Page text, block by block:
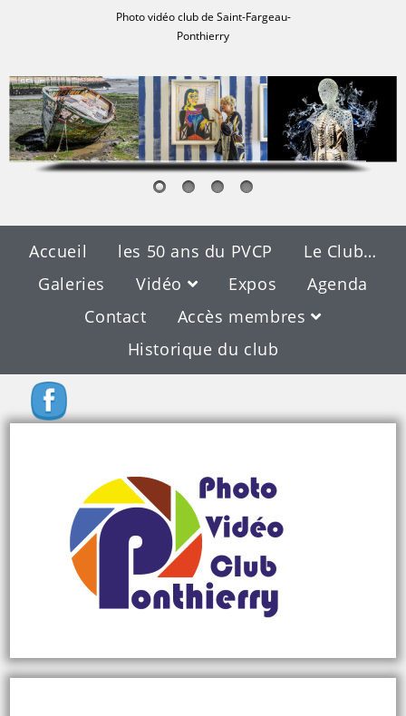
Photo vidéo club de Saint-Fargeau-
Ponthierry
Accueil les 50 ans du PVCP
Le Club…
Galeries
Vidéo Expos
Agenda
Contact
Accès membres
Historique du club